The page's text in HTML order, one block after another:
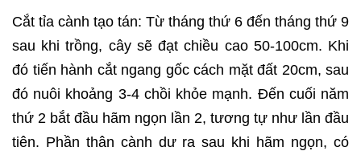
Cắt tỉa cành tạo tán: Từ tháng thứ 6 đến tháng thứ 9
sau khi trồng, cây sẽ đạt chiều cao 50-100cm. Khi
đó tiến hành cắt ngang gốc cách mặt đất 20cm, sau
đó nuôi khoảng 3-4 chồi khỏe mạnh. Đến cuối năm
thứ 2 bắt đầu hãm ngọn lần 2, tương tự như lần đầu
tiên. Phần thân cành dư ra sau khi hãm ngọn, có